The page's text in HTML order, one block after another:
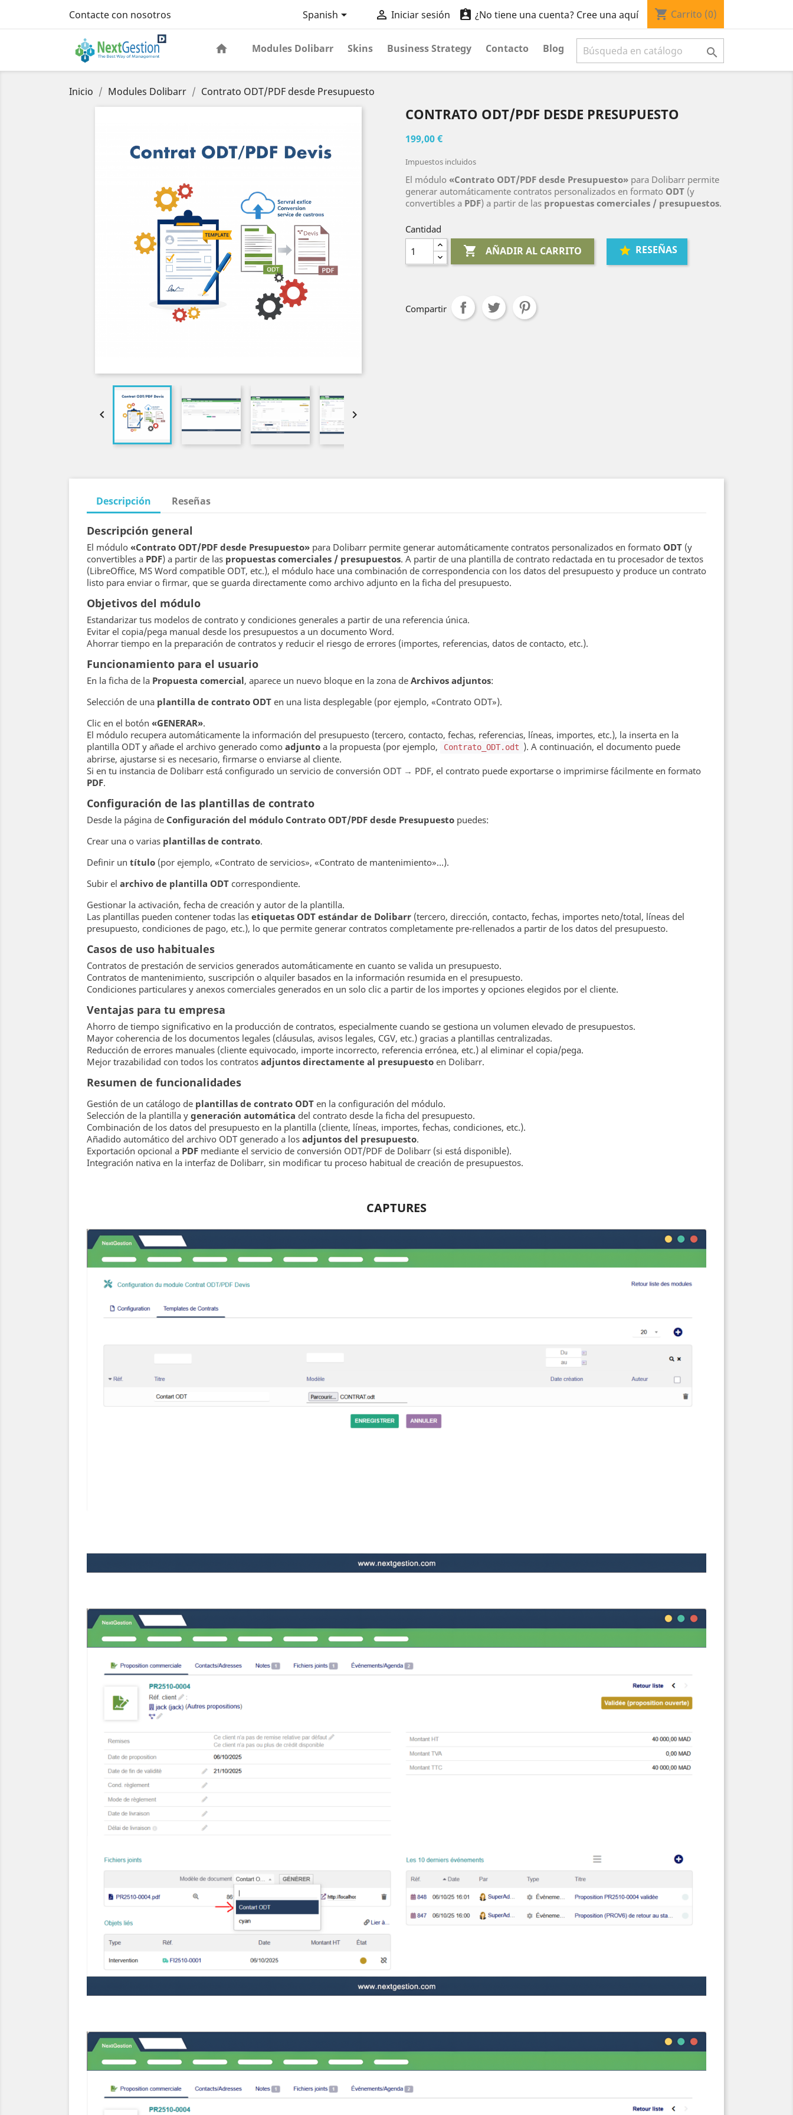
Contacte con nosotros Spanish  Iniciar sesión  ¿No tiene una cuenta? Cree una aquí shopping_cart Carrito (0)
Modules Dolibarr Skins Business Strategy Contacto Blog 
Inicio Modules Dolibarr Contrato ODT/PDF desde Presupuesto
 
CONTRATO ODT/PDF DESDE PRESUPUESTO
199,00 €
Impuestos incluidos
El módulo «Contrato ODT/PDF desde Presupuesto» para Dolibarr permite
generar automáticamente contratos personalizados en formato ODT (y
convertibles a PDF) a partir de las propuestas comerciales / presupuestos.
Cantidad
 AÑADIR AL CARRITO RESEÑAS
Compartir
Descripción Reseñas
Descripción general
El módulo «Contrato ODT/PDF desde Presupuesto» para Dolibarr permite generar automáticamente contratos personalizados en formato ODT (y
convertibles a PDF) a partir de las propuestas comerciales / presupuestos. A partir de una plantilla de contrato redactada en tu procesador de textos
(LibreOffice, MS Word compatible ODT, etc.), el módulo hace una combinación de correspondencia con los datos del presupuesto y produce un contrato
listo para enviar o firmar, que se guarda directamente como archivo adjunto en la ficha del presupuesto.
Objetivos del módulo
Estandarizar tus modelos de contrato y condiciones generales a partir de una referencia única.
Evitar el copia/pega manual desde los presupuestos a un documento Word.
Ahorrar tiempo en la preparación de contratos y reducir el riesgo de errores (importes, referencias, datos de contacto, etc.).
Funcionamiento para el usuario
En la ficha de la Propuesta comercial, aparece un nuevo bloque en la zona de Archivos adjuntos:
Selección de una plantilla de contrato ODT en una lista desplegable (por ejemplo, «Contrato ODT»).
Clic en el botón «GENERAR».
El módulo recupera automáticamente la información del presupuesto (tercero, contacto, fechas, referencias, líneas, importes, etc.), la inserta en la
plantilla ODT y añade el archivo generado como adjunto a la propuesta (por ejemplo, Contrato_ODT.odt ). A continuación, el documento puede
abrirse, ajustarse si es necesario, firmarse o enviarse al cliente.
Si en tu instancia de Dolibarr está configurado un servicio de conversión ODT → PDF, el contrato puede exportarse o imprimirse fácilmente en formato
PDF.
Configuración de las plantillas de contrato
Desde la página de Configuración del módulo Contrato ODT/PDF desde Presupuesto puedes:
Crear una o varias plantillas de contrato.
Definir un título (por ejemplo, «Contrato de servicios», «Contrato de mantenimiento»…).
Subir el archivo de plantilla ODT correspondiente.
Gestionar la activación, fecha de creación y autor de la plantilla.
Las plantillas pueden contener todas las etiquetas ODT estándar de Dolibarr (tercero, dirección, contacto, fechas, importes neto/total, líneas del
presupuesto, condiciones de pago, etc.), lo que permite generar contratos completamente pre-rellenados a partir de los datos del presupuesto.
Casos de uso habituales
Contratos de prestación de servicios generados automáticamente en cuanto se valida un presupuesto.
Contratos de mantenimiento, suscripción o alquiler basados en la información resumida en el presupuesto.
Condiciones particulares y anexos comerciales generados en un solo clic a partir de los importes y opciones elegidos por el cliente.
Ventajas para tu empresa
Ahorro de tiempo significativo en la producción de contratos, especialmente cuando se gestiona un volumen elevado de presupuestos.
Mayor coherencia de los documentos legales (cláusulas, avisos legales, CGV, etc.) gracias a plantillas centralizadas.
Reducción de errores manuales (cliente equivocado, importe incorrecto, referencia errónea, etc.) al eliminar el copia/pega.
Mejor trazabilidad con todos los contratos adjuntos directamente al presupuesto en Dolibarr.
Resumen de funcionalidades
Gestión de un catálogo de plantillas de contrato ODT en la configuración del módulo.
Selección de la plantilla y generación automática del contrato desde la ficha del presupuesto.
Combinación de los datos del presupuesto en la plantilla (cliente, líneas, importes, fechas, condiciones, etc.).
Añadido automático del archivo ODT generado a los adjuntos del presupuesto.
Exportación opcional a PDF mediante el servicio de conversión ODT/PDF de Dolibarr (si está disponible).
Integración nativa en la interfaz de Dolibarr, sin modificar tu proceso habitual de creación de presupuestos.
CAPTURES